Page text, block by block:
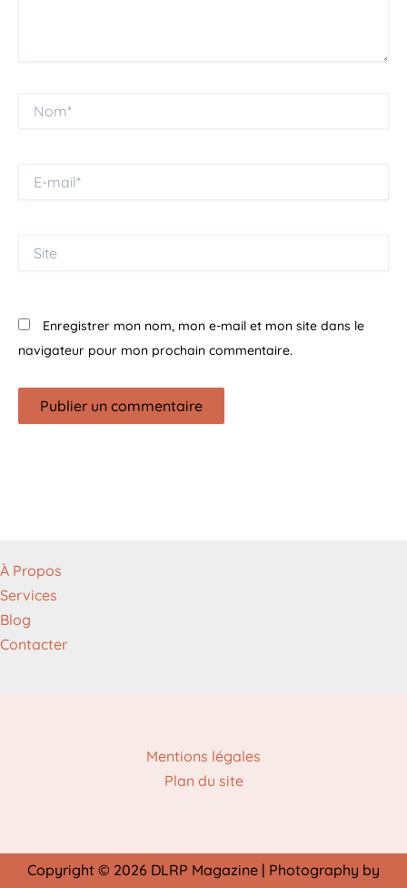
mail*
Enregistrer mon nom, mon e-mail et mon site dans le
navigateur pour mon prochain commentaire.
À Propos
Services
Blog
Contacter
Mentions légales
Plan du site
Copyright © 2026 DLRP Magazine | Photography by